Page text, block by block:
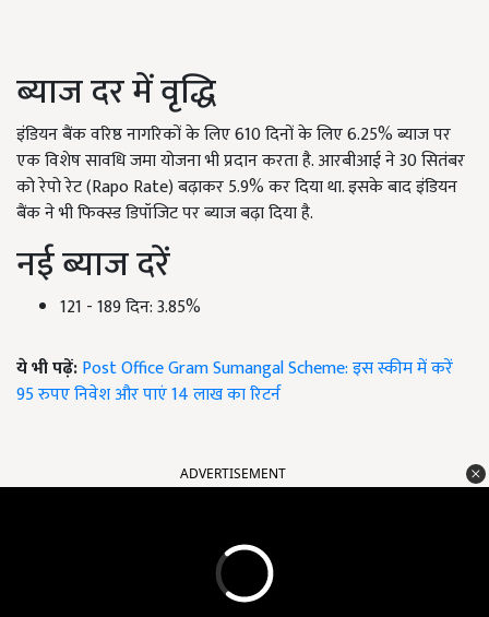
ब्याज दर में वृद्धि
इंडियन बैंक वरिष्ठ नागरिकों के लिए610दिनों के लिए6.25%ब्याज पर
एक विशेष सावधि जमा योजना भी प्रदान करता है. आरबीआई ने30सितंबर
को रेपो रेट (Rapo Rate) बढ़ाकर5.9%कर दिया था. इसके बाद इंडियन
बैंक ने भी फिक्स्ड डिपॉजिट पर ब्याज बढ़ा दिया है.
नई ब्याज दरें
121 - 189दिन:3.85%
ये भी पढ़ें:Post Office Gram Sumangal Scheme: इस स्कीम में करें
95 रुपए निवेश और पाएं 14 लाख का रिटर्न
ADVERTISEMENT